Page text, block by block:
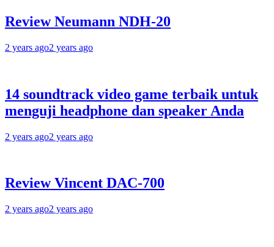
Review Neumann NDH-20
2 years ago2 years ago
14 soundtrack video game terbaik untuk
menguji headphone dan speaker Anda
2 years ago2 years ago
Review Vincent DAC-700
2 years ago2 years ago